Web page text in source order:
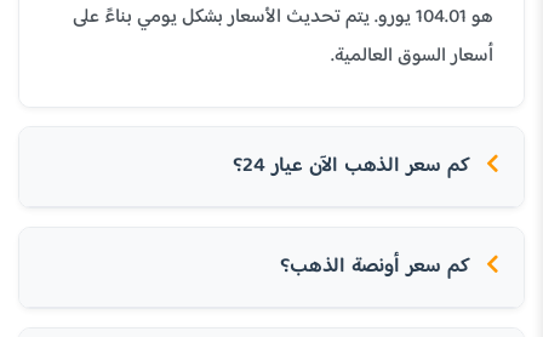
هو 104.01 يورو. يتم تحديث الأسعار بشكل يومي بناءً على
أسعار السوق العالمية.
كم سعر الذهب الآن عيار 24؟
كم سعر أونصة الذهب؟